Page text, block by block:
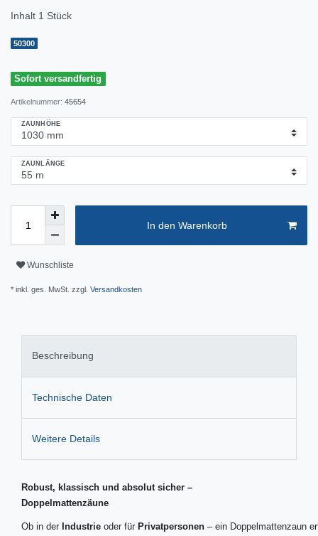
Inhalt 1 Stück
50300
Sofort versandfertig
Artikelnummer: 45654
ZAUNHÖHE
ZAUNLÄNGE
In den Warenkorb
Wunschliste
* inkl. ges. MwSt. zzgl. Versandkosten
Beschreibung
Technische Daten
Weitere Details
Robust, klassisch und absolut sicher –
Doppelmattenzäune
Ob in der Industrie oder für Privatpersonen – ein Doppelmattenzaun